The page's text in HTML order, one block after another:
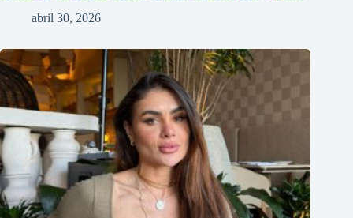
abril 30, 2026